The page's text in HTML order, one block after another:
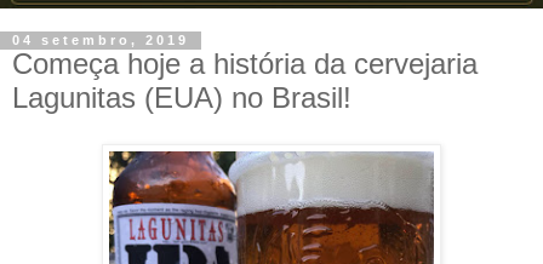
04 setembro, 2019
Começa hoje a história da cervejaria
Lagunitas (EUA) no Brasil!